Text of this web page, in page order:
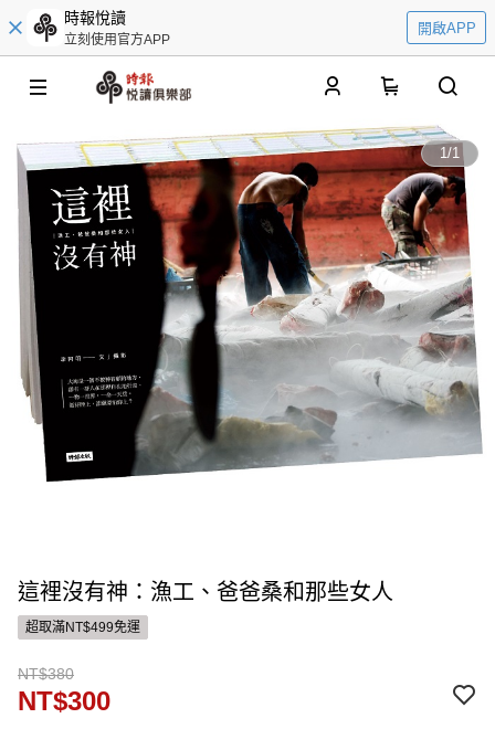
時報悅讀
立刻使用官方APP
開啟APP
1/1
這裡沒有神：漁工、爸爸桑和那些女人
超取滿NT$499免運
NT$380
NT$300